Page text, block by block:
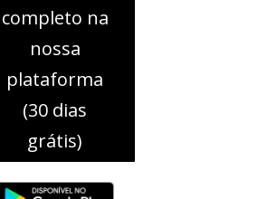
completo na
nossa
plataforma
(30 dias
grátis)